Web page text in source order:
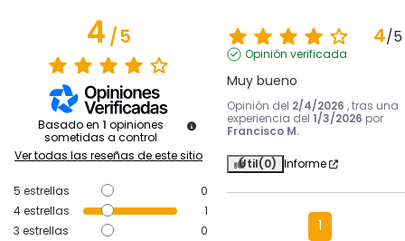
4/5
Basado en 1 opiniones
sometidas a control
Ver todas las reseñas de este sitio
5 estrellas
0
4estrellas
1
3 estrellas
0
4/5
Opinión verificada
Muy bueno
Opinión del 2/4/2026 , tras una
experiencia del 1/3/2026 por
Francisco M.
Útil(0) Informe
1